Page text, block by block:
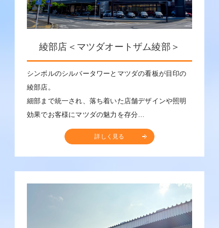
綾部店＜マツダオートザム綾部＞
シンボルのシルバータワーとマツダの看板が目印の
綾部店。
細部まで統一され、落ち着いた店舗デザインや照明
効果でお客様にマツダの魅力を存分…
詳しく見る